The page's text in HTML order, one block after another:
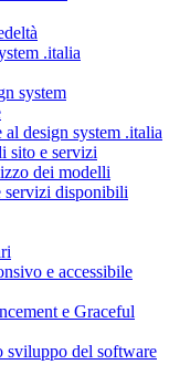
.italia
system
design system .italia
sito e servizi
dei modelli
servizi disponibili
e accessibile
e Graceful
sviluppo del software